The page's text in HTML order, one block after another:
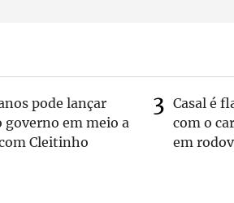
pode lançar
governo em meio a
Cleitinho
Casal é
com o
em